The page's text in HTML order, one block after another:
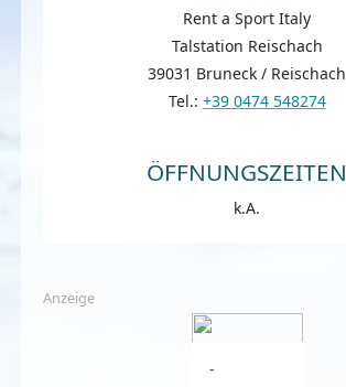
Rent a Sport Italy
Talstation Reischach
39031 Bruneck / Reischach
Tel.: +39 0474 548274
ÖFFNUNGSZEITEN
k.A.
Anzeige
-